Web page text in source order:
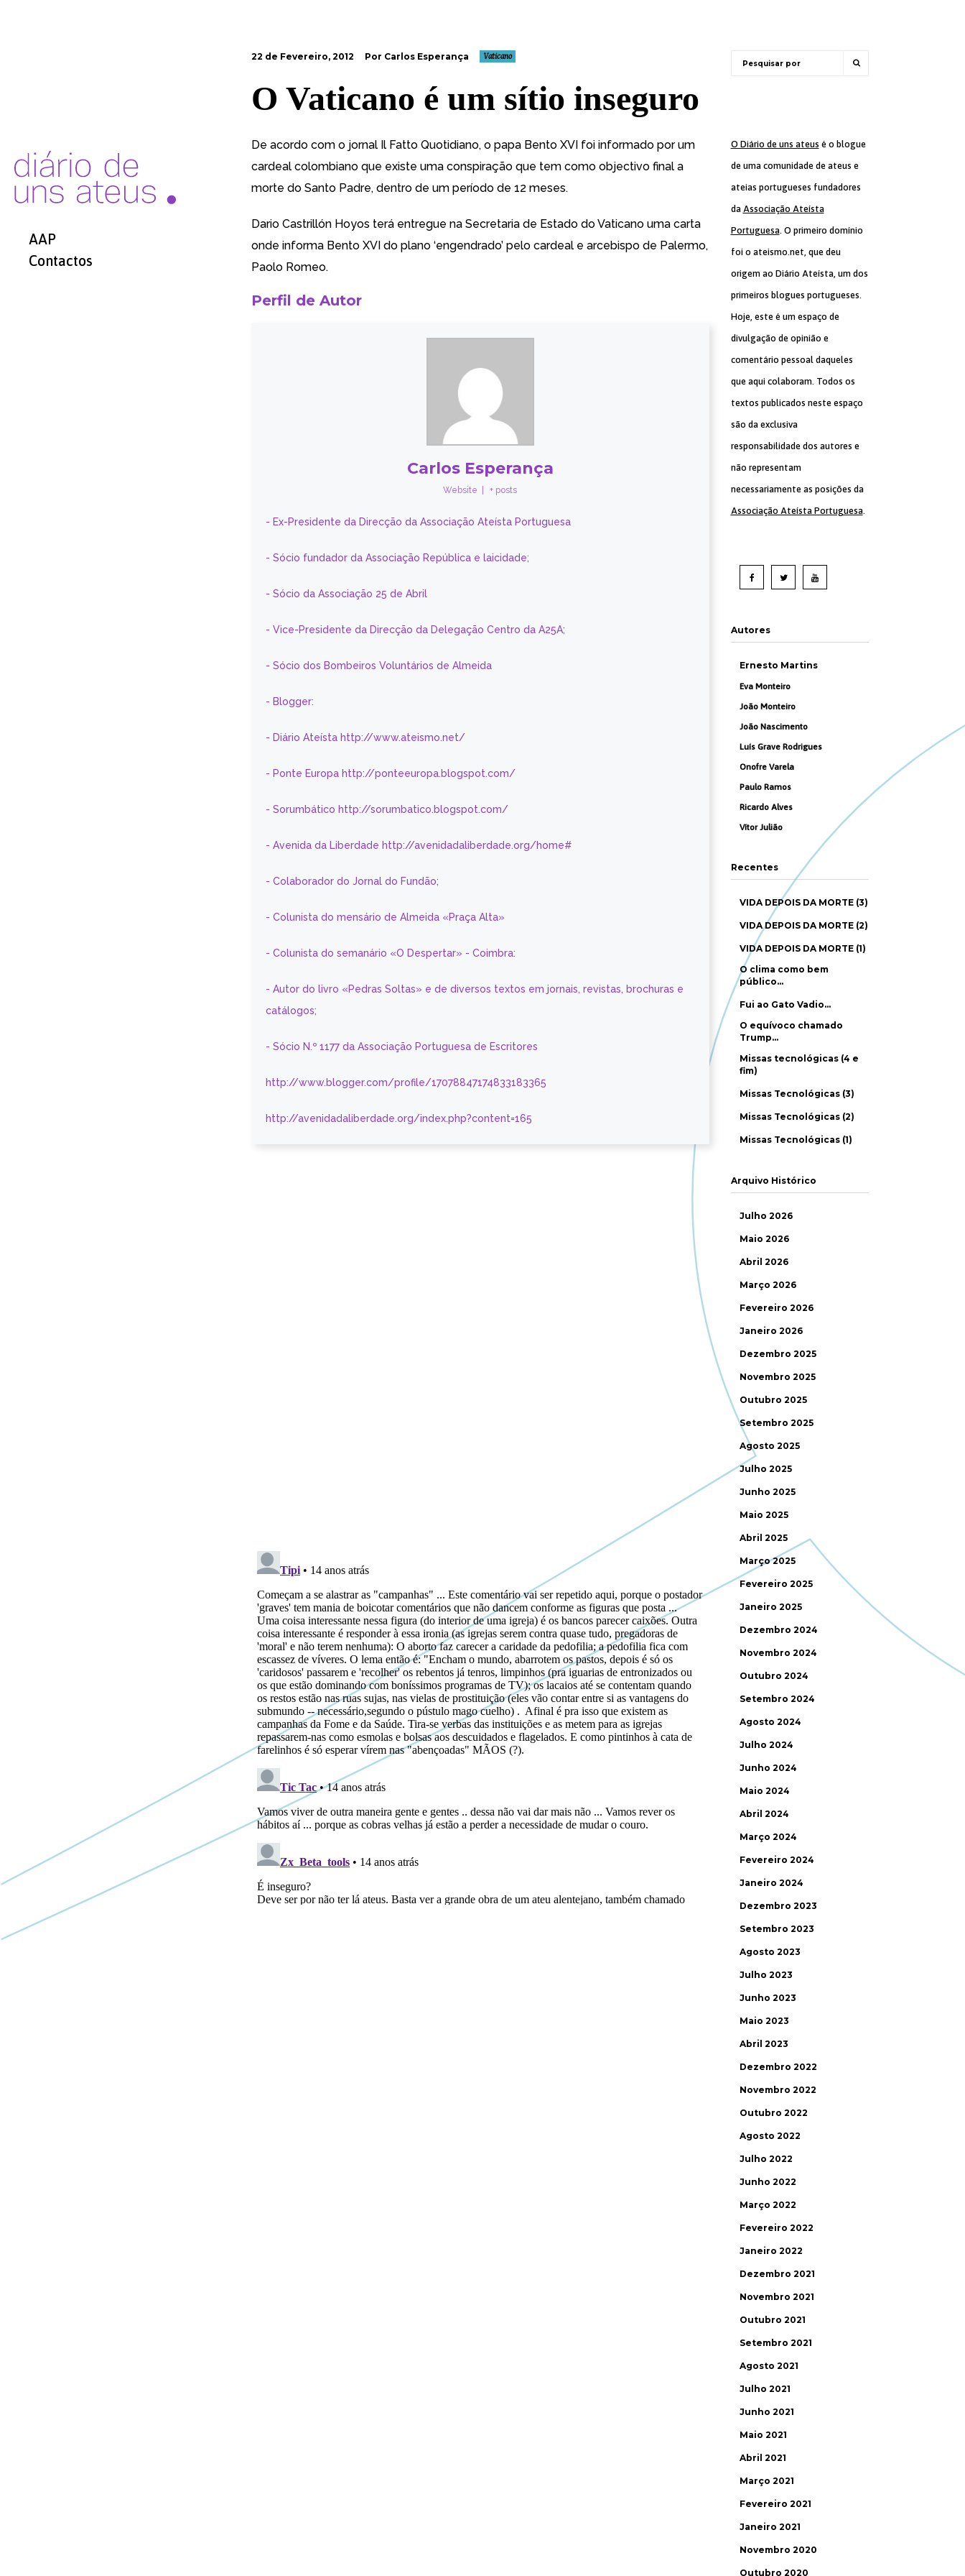
AAP
Contactos
22 de Fevereiro, 2012 Por Carlos Esperança Vaticano
O Vaticano é um sítio inseguro
De acordo com o jornal Il Fatto Quotidiano, o papa Bento XVI foi informado por um
cardeal colombiano que existe uma conspiração que tem como objectivo final a
morte do Santo Padre, dentro de um período de 12 meses.
Dario Castrillón Hoyos terá entregue na Secretaria de Estado do Vaticano uma carta
onde informa Bento XVI do plano ‘engendrado’ pelo cardeal e arcebispo de Palermo,
Paolo Romeo.
Perfil de Autor
Carlos Esperança
Website + posts
- Ex-Presidente da Direcção da Associação Ateísta Portuguesa
- Sócio fundador da Associação República e laicidade;
- Sócio da Associação 25 de Abril
- Vice-Presidente da Direcção da Delegação Centro da A25A;
- Sócio dos Bombeiros Voluntários de Almeida
- Blogger:
- Diário Ateísta http://www.ateismo.net/
- Ponte Europa http://ponteeuropa.blogspot.com/
- Sorumbático http://sorumbatico.blogspot.com/
- Avenida da Liberdade http://avenidadaliberdade.org/home#
- Colaborador do Jornal do Fundão;
- Colunista do mensário de Almeida «Praça Alta»
- Colunista do semanário «O Despertar» - Coimbra:
- Autor do livro «Pedras Soltas» e de diversos textos em jornais, revistas, brochuras e
catálogos;
- Sócio N.º 1177 da Associação Portuguesa de Escritores
http://www.blogger.com/profile/17078847174833183365
http://avenidadaliberdade.org/index.php?content=165
O Diário de uns ateus é o blogue
de uma comunidade de ateus e
ateias portugueses fundadores
da Associação Ateísta
Portuguesa. O primeiro domínio
foi o ateismo.net, que deu
origem ao Diário Ateísta, um dos
primeiros blogues portugueses.
Hoje, este é um espaço de
divulgação de opinião e
comentário pessoal daqueles
que aqui colaboram. Todos os
textos publicados neste espaço
são da exclusiva
responsabilidade dos autores e
não representam
necessariamente as posições da
Associação Ateísta Portuguesa.
Autores
Ernesto Martins
Eva Monteiro
João Monteiro
João Nascimento
Luís Grave Rodrigues
Onofre Varela
Paulo Ramos
Ricardo Alves
Vítor Julião
Recentes
VIDA DEPOIS DA MORTE (3)
VIDA DEPOIS DA MORTE (2)
VIDA DEPOIS DA MORTE (1)
O clima como bem
público…
Fui ao Gato Vadio…
O equívoco chamado
Trump…
Missas tecnológicas (4 e
fim)
Missas Tecnológicas (3)
Missas Tecnológicas (2)
Missas Tecnológicas (1)
Arquivo Histórico
Julho 2026
Maio 2026
Abril 2026
Março 2026
Fevereiro 2026
Janeiro 2026
Dezembro 2025
Novembro 2025
Outubro 2025
Setembro 2025
Agosto 2025
Julho 2025
Junho 2025
Maio 2025
Abril 2025
Março 2025
Fevereiro 2025
Janeiro 2025
Dezembro 2024
Novembro 2024
Outubro 2024
Setembro 2024
Agosto 2024
Julho 2024
Junho 2024
Maio 2024
Abril 2024
Março 2024
Fevereiro 2024
Janeiro 2024
Dezembro 2023
Setembro 2023
Agosto 2023
Julho 2023
Junho 2023
Maio 2023
Abril 2023
Dezembro 2022
Novembro 2022
Outubro 2022
Agosto 2022
Julho 2022
Junho 2022
Março 2022
Fevereiro 2022
Janeiro 2022
Dezembro 2021
Novembro 2021
Outubro 2021
Setembro 2021
Agosto 2021
Julho 2021
Junho 2021
Maio 2021
Abril 2021
Março 2021
Fevereiro 2021
Janeiro 2021
Novembro 2020
Outubro 2020